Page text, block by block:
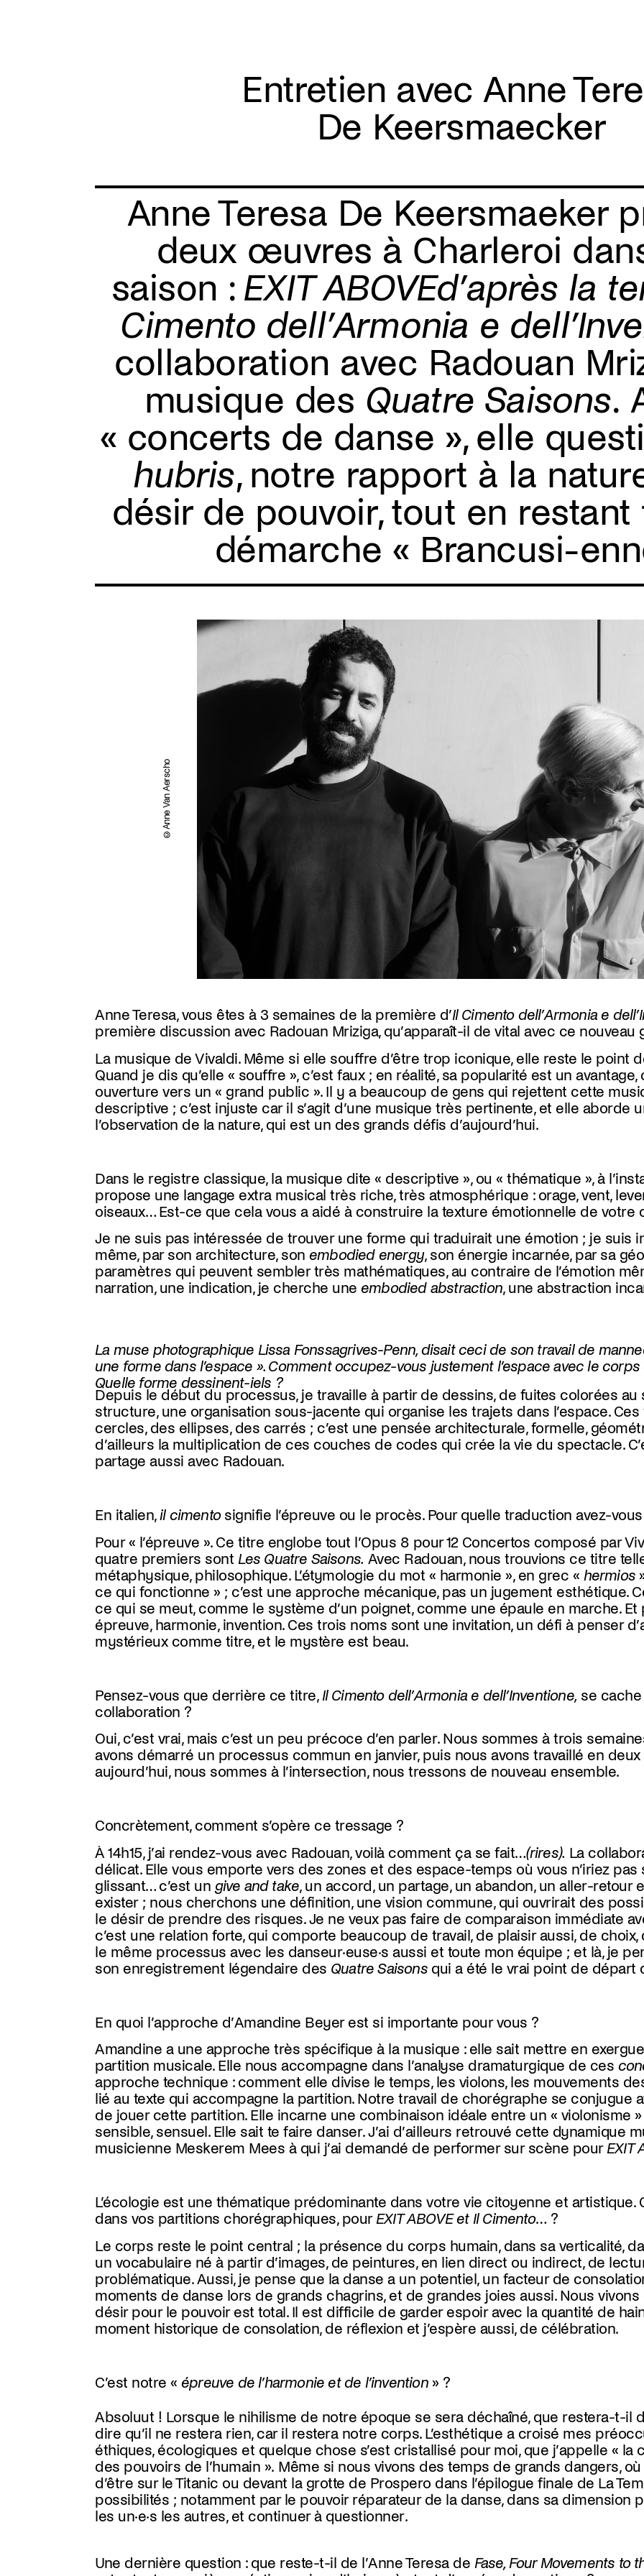
Entretien avec Anne
De Keersmaecker
Anne Teresa De Keersmaeker
deux œuvres à Charleroi
saison : EXIT ABOVEd’après la
Cimento dell’Armonia e
collaboration avec Radouan
musique des Quatre Saisons.
« concerts de danse », elle
hubris, notre rapport à la
désir de pouvoir, tout en restant
démarche « Brancusi-
Anne Van Aerscho
Anne Teresa, vous êtes à 3 semaines de la première d’Il Cimento dell’Armonia e
première discussion avec Radouan Mriziga, qu’apparaît-il de vital avec ce nouveau
La musique de Vivaldi. Même si elle souffre d’être trop iconique, elle reste le point
Quand je dis qu’elle « souffre », c’est faux ; en réalité, sa popularité est un
ouverture vers un « grand public ». Il y a beaucoup de gens qui rejettent cette
descriptive ; c’est injuste car il s’agit d’une musique très pertinente, et elle aborde
l’observation de la nature, qui est un des grands défis d’aujourd’hui.
Dans le registre classique, la musique dite « descriptive », ou « thématique », à
propose une langage extra musical très riche, très atmosphérique : orage, vent,
oiseaux… Est-ce que cela vous a aidé à construire la texture émotionnelle de votre
Je ne suis pas intéressée de trouver une forme qui traduirait une émotion ; je suis
même, par son architecture, son embodied energy, son énergie incarnée, par sa
paramètres qui peuvent sembler très mathématiques, au contraire de l’émotion
narration, une indication, je cherche une embodied abstraction, une abstraction
La muse photographique Lissa Fonssagrives-Penn, disait ceci de son travail de
une forme dans l’espace ». Comment occupez-vous justement l’espace avec le corps
Quelle forme dessinent-iels ?
Depuis le début du processus, je travaille à partir de dessins, de fuites colorées au
structure, une organisation sous-jacente qui organise les trajets dans l’espace.
cercles, des ellipses, des carrés ; c’est une pensée architecturale, formelle,
d’ailleurs la multiplication de ces couches de codes qui crée la vie du spectacle.
partage aussi avec Radouan.
En italien,il cimento signifie l’épreuve ou le procès. Pour quelle traduction avez-
Pour « l’épreuve ». Ce titre englobe tout l’Opus 8 pour 12 Concertos composé par
quatre premiers sont Les Quatre Saisons. Avec Radouan, nous trouvions ce titre
métaphysique, philosophique. L’étymologie du mot « harmonie », en grec « hermios
ce qui fonctionne » ; c’est une approche mécanique, pas un jugement esthétique.
ce qui se meut, comme le système d’un poignet, comme une épaule en marche. Et
épreuve, harmonie, invention. Ces trois noms sont une invitation, un défi à penser
mystérieux comme titre, et le mystère est beau.
Pensez-vous que derrière ce titre, Il Cimento dell’Armonia e dell’Inventione,se cache
collaboration ?
Oui, c’est vrai, mais c’est un peu précoce d’en parler. Nous sommes à trois
avons démarré un processus commun en janvier, puis nous avons travaillé en
aujourd’hui, nous sommes à l’intersection, nous tressons de nouveau ensemble.
Concrètement, comment s’opère ce tressage ?
À 14h15, j’ai rendez-vous avec Radouan, voilà comment ça se fait…(rires). La
délicat. Elle vous emporte vers des zones et des espace-temps où vous n’iriez pas
glissant… c’est un give and take, un accord, un partage, un abandon, un aller-retour
exister ; nous cherchons une définition, une vision commune, qui ouvrirait des
le désir de prendre des risques. Je ne veux pas faire de comparaison immédiate
c’est une relation forte, qui comporte beaucoup de travail, de plaisir aussi, de
le même processus avec les danseur·euse·s aussi et toute mon équipe ; et là, je
son enregistrement légendaire des Quatre Saisonsqui a été le vrai point de départ
En quoi l’approche d’Amandine Beyer est si importante pour vous ?
Amandine a une approche très spécifique à la musique : elle sait mettre en
partition musicale. Elle nous accompagne dans l’analyse dramaturgique de ces
approche technique : comment elle divise le temps, les violons, les mouvements
lié au texte qui accompagne la partition. Notre travail de chorégraphe se conjugue
de jouer cette partition. Elle incarne une combinaison idéale entre un « violonisme
sensible, sensuel. Elle sait te faire danser.J’ai d’ailleurs retrouvé cette dynamique
musicienne Meskerem Mees à qui j’ai demandé de performer sur scène pour EXIT
L’écologie est une thématique prédominante dans votre vie citoyenne et
dans vos partitions chorégraphiques, pour EXIT ABOVE et Il Cimento… ?
Le corps reste le point central ; la présence du corps humain, dans sa verticalité,
un vocabulaire né à partir d’images, de peintures, en lien direct ou indirect, de
problématique. Aussi, je pense que la danse a un potentiel, un facteur de
moments de danse lors de grands chagrins, et de grandes joies aussi. Nous
désir pour le pouvoir est total. Il est difficile de garder espoir avec la quantité de
moment historique de consolation, de réflexion et j’espère aussi, de célébration.
C’est notre « épreuve de l’harmonie et de l’invention» ?
Absoluut ! Lorsque le nihilisme de notre époque se sera déchaîné, que restera-t-il
dire qu’il ne restera rien, car il restera notre corps. L’esthétique a croisé mes
éthiques, écologiques et quelque chose s’est cristallisé pour moi, que j’appelle « la
des pouvoirs de l’humain ». Même si nous vivons des temps de grands dangers,
d’être sur le Titanic ou devant la grotte de Prospero dans l’épilogue finale de La
possibilités ; notamment par le pouvoir réparateur de la danse, dans sa dimension
les un·e·s les autres, et continuer à questionner.
Une dernière question : que reste-t-il de l’Anne Teresa de Fase, Four Movements to